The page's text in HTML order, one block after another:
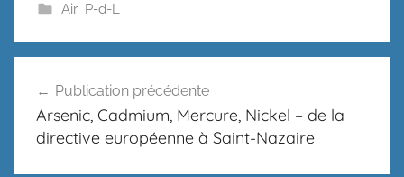
Air_P-d-L
de
l’article
Publication précédente
Arsenic, Cadmium, Mercure, Nickel – de la
directive européenne à Saint-Nazaire